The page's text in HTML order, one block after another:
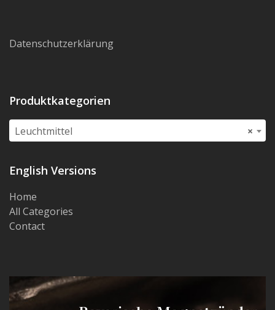
Datenschutzerklärung
Produktkategorien
×
Leuchtmittel
English Versions
Home
All Categories
Contact